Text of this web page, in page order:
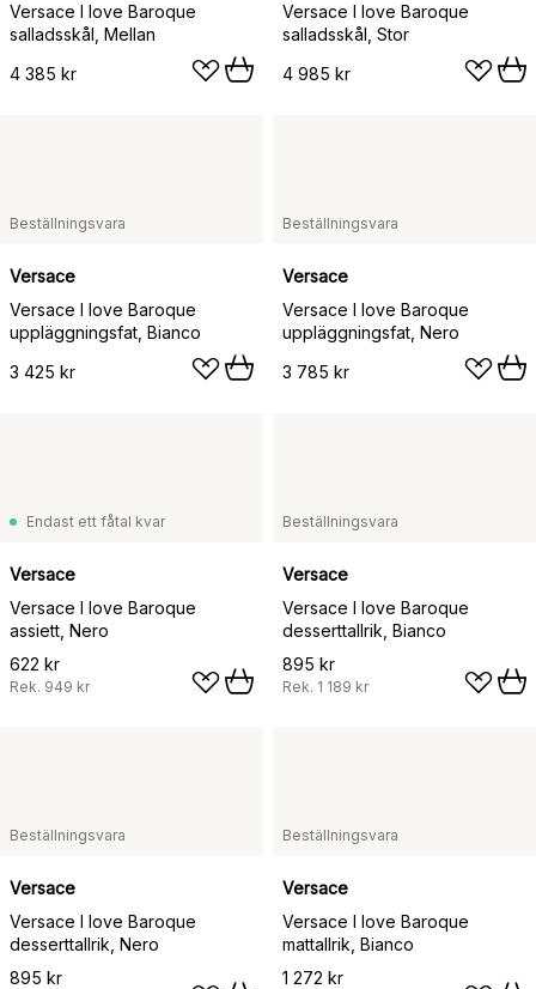
Versace I love Baroque
salladsskål, Mellan
4 385 kr
Versace I love Baroque
salladsskål, Stor
4 985 kr
Beställningsvara
Versace
Versace I love Baroque
uppläggningsfat, Bianco
3 425 kr
Beställningsvara
Versace
Versace I love Baroque
uppläggningsfat, Nero
3 785 kr
Endast ett fåtal kvar
Versace
Versace I love Baroque
assiett, Nero
622 kr
Rek. 949 kr
Beställningsvara
Versace
Versace I love Baroque
desserttallrik, Bianco
895 kr
Rek. 1 189 kr
Beställningsvara
Versace
Versace I love Baroque
desserttallrik, Nero
895 kr
Beställningsvara
Versace
Versace I love Baroque
mattallrik, Bianco
1 272 kr